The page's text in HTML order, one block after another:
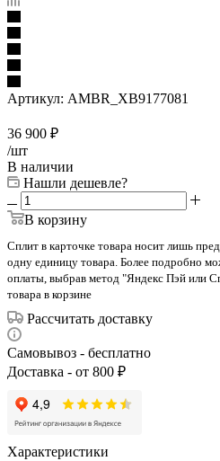
Артикул: AMBR_XB9177081
36 900 ₽
/шт
В наличии
Нашли дешевле?
В корзину
Сплит в карточке товара носит лишь
одну единицу товара. Более подробно
оплаты, выбрав метод "Яндекс Пэй или
товара в корзине
Рассчитать доставку
Самовывоз - бесплатно
Доставка - от 800 ₽
Характеристики